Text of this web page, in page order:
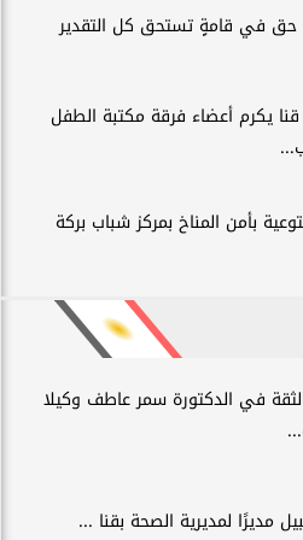
في قامةٍ تستحق كل التقدير
يكرم أعضاء فرقة مكتبة الطفل
بأمن المناخ بمركز شباب بركة
في الدكتورة سمر عاطف وكيلا
مديرًا لمديرية الصحة بقنا ...